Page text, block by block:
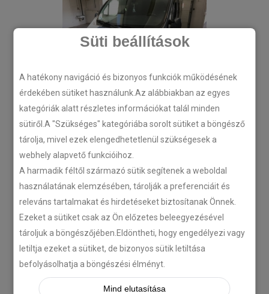
Süti beállítások
A hatékony navigáció és bizonyos funkciók működésének
érdekében sütiket használunk.Az alábbiakban az egyes
kategóriák alatt részletes információkat talál minden
sütiről.A "Szükséges" kategóriába sorolt sütiket a böngésző
tárolja, mivel ezek elengedhetetlenül szükségesek a
webhely alapvető funkcióihoz.
A harmadik féltől származó sütik segítenek a weboldal
használatának elemzésében, tárolják a preferenciáit és
releváns tartalmakat és hirdetéseket biztosítanak Önnek.
Ezeket a sütiket csak az Ön előzetes beleegyezésével
tároljuk a böngészőjében.Eldöntheti, hogy engedélyezi vagy
letiltja ezeket a sütiket, de bizonyos sütik letiltása
befolyásolhatja a böngészési élményt.
Mind elutasítása